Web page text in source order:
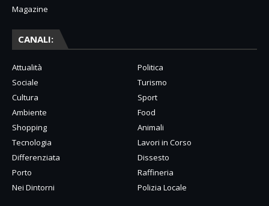
Magazine
CANALI:
Attualità
Politica
Sociale
Turismo
Cultura
Sport
Ambiente
Food
Shopping
Animali
Tecnologia
Lavori in Corso
Differenziata
Dissesto
Porto
Raffineria
Nei Dintorni
Polizia Locale